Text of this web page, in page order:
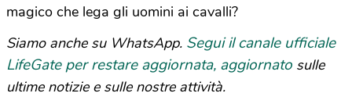
magico che lega gli uomini ai cavalli?
Siamo anche su WhatsApp. Segui il canale ufficiale
LifeGate per restare aggiornata, aggiornato sulle
ultime notizie e sulle nostre attività.